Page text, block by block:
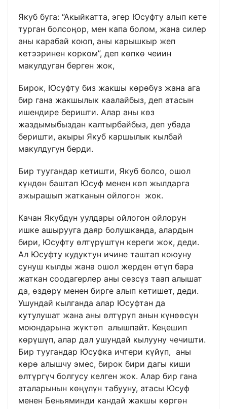
Якуб буга: “Акыйкатта, эгер Юсуфту алып кете
турган болсоңор, мен капа болом, жана силер
аны карабай коюп, аны карышкыр жеп
кетээринен корком”, деп көпкө чеиин
макулдуган берген жок,
Бирок, Юсуфту биз жакшы көрөбүз жана ага
бир гана жакшылык каалайбыз, деп атасын
ишендире беришти. Алар аны көз
жаздымыбыздан калтырбайбыз, деп убада
беришти, акыры Якуб каршылык кылбай
макулдугун берди.
Бир туугандар кетишти, Якуб болсо, ошол
күндөн баштап Юсуф менен көп жылдарга
ажырашып жатканын ойлогон жок.
Качан Якубдун уулдары ойлогон ойлорун
ишке ашырууга даяр болушканда, алардын
бири, Юсуфту өлтүрүштүн кереги жок, деди.
Ал Юсуфту кудуктун ичине таштап коюуну
сунуш кылды жана ошол жерден өтүп бара
жаткан соодагерлер аны сөзсүз таап алышат
да, өздөрү менен бирге алып кетишет, деди.
Ушундай кылганда алар Юсуфтан да
кутулушат жана аны өлтүрүп анын күнөөсүн
моюндарына жүктөп алышпайт. Кеңешип
көрүшүп, алар дал ушундай кылууну чечишти.
Бир туугандар Юсуфка ичтери күйүп, аны
көрө алышчу эмес, бирок бири дагы киши
өлтүргүч болгусу келген жок. Алар бир гана
аталарынын көңүлүн табууну, атасы Юсуф
менен Беньяминди кандай жакшы көргөн